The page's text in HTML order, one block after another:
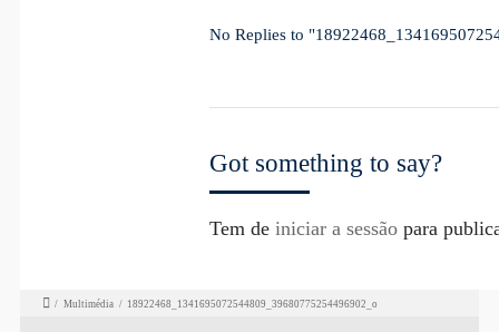
No Replies to
Got something to say?
Tem de iniciar a sessãopara
/ Multimédia / 18922468_1341695072544809_39680775254496902_o